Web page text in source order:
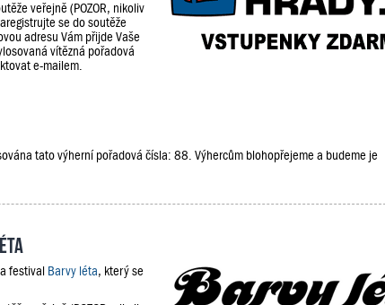
veřejně (POZOR, nikoliv
se do soutěže
adresu Vám přijde Vaše
vítězná pořadová
e-mailem.
tato výherní pořadová čísla: 88. Výhercům blohopřejeme a budeme je
festival Barvy léta, který se